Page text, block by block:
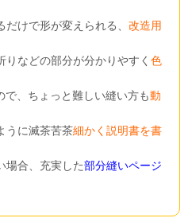
だけで形が変えられる、改造用
りなどの部分が分かりやすく色
、ちょっと難しい縫い方も動
うに滅茶苦茶細かく説明書を書
場合、充実した部分縫いページ